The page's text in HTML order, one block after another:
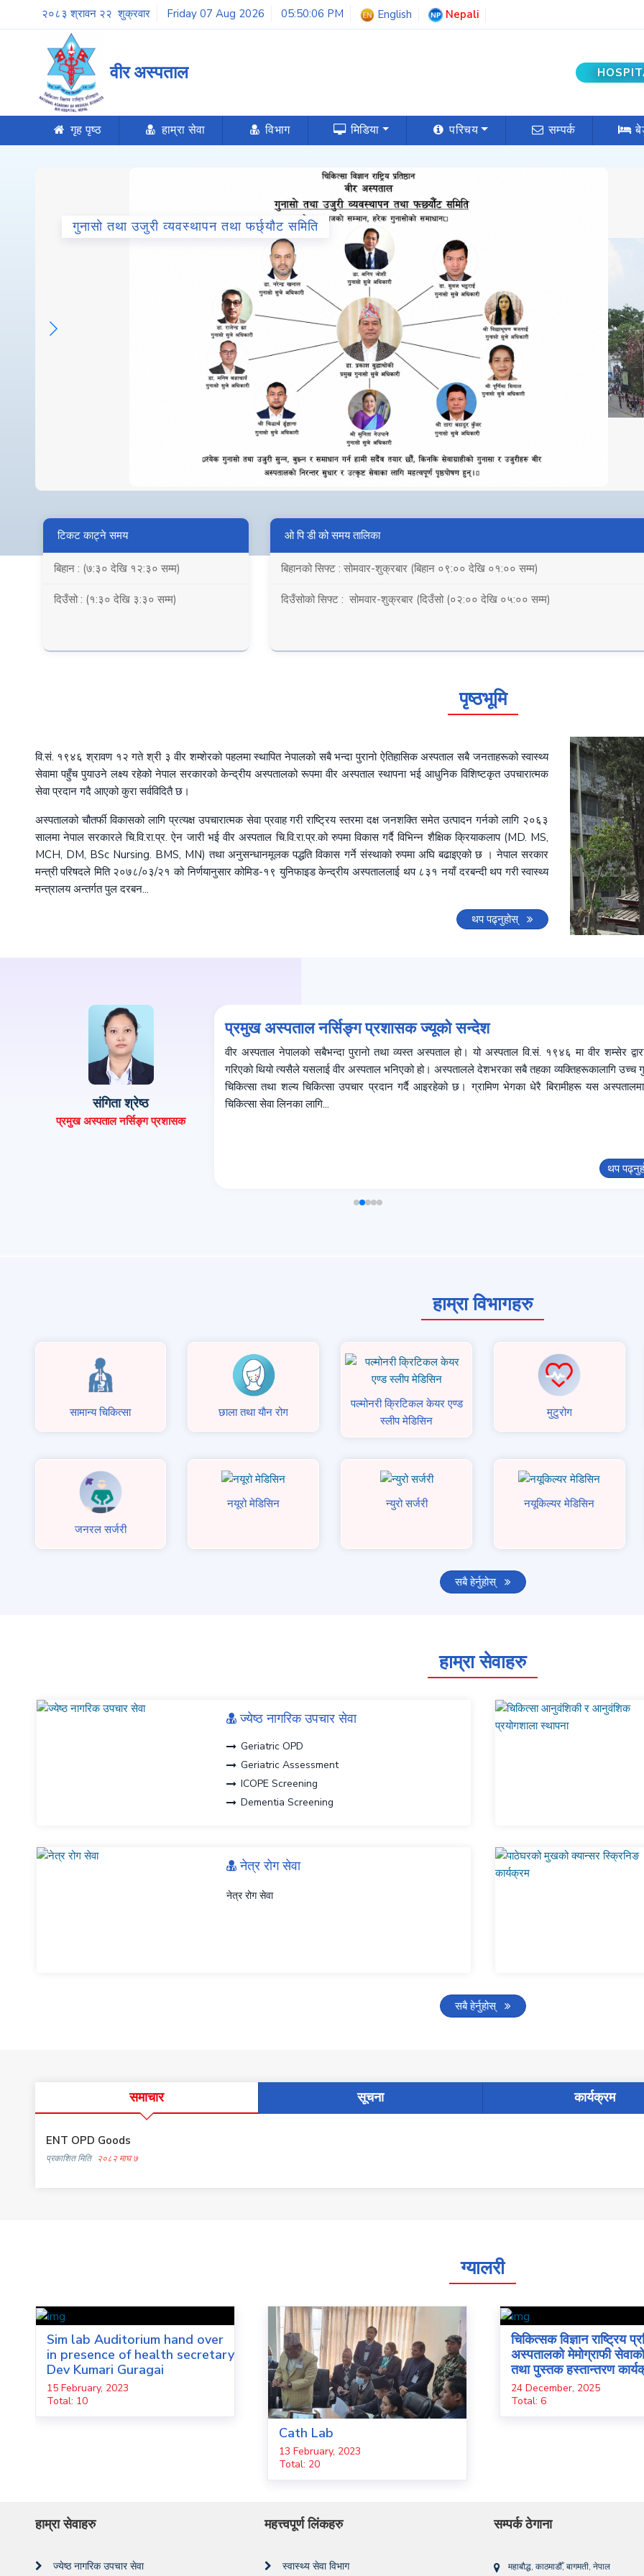
२०८३ श्रावन २२ शुक्रवार Friday 07 Aug 2026 05:50:07 PM English Nepali
वीर अस्पताल
गृह पृष्ठ हाम्रा सेवा विभाग मिडिया परिचय सम्पर्क
टिकट काट्ने समय
बिहान : (७:३० देखि १२:३० सम्म)
दिउँसो : (१:३० देखि ३:३० सम्म)
ओ पि डी को समय तालिका
बिहानको सिफ्ट : सोमवार-शुक्रबार (बिहान ०९:०० देखि ०१:०० सम्म)
दिउँसोको सिफ्ट : सोमवार-शुक्रबार (दिउँसो (०२:०० देखि ०५:०० सम्म)
पृष्ठभूमि
वि.सं. १९४६ श्रावण १२ गते श्री ३ वीर शम्शेरको पहलमा स्थापित नेपालको सबै भन्दा पुरानो ऐतिहासिक अस्पताल सबै जनताहरूको स्वास्थ्य
सेवामा पहुँच पुयाउने लक्ष्य रहेको नेपाल सरकारको केन्द्रीय अस्पतालको रूपमा वीर अस्पताल स्थापना भई आधुनिक विशिष्टकृत उपचारात्मक
सेवा प्रदान गदै आएको कुरा सर्वविदितै छ।
अस्पतालको चौतर्फी विकासको लागि प्रत्यक्ष उपचारात्मक सेवा प्रवाह गरी राष्ट्रिय स्तरमा दक्ष जनशक्ति समेत उत्पादन गर्नको लागि २०६३
सालमा नेपाल सरकारले चि.वि.रा.प्र. ऐन जारी भई वीर अस्पताल चि.वि.रा.प्र.को रुपमा विकास गर्दै विभिन्न शैक्षिक क्रियाकलाप (MD. MS,
MCH, DM, BSc Nursing. BMS, MN) तथा अनुसन्धानमूलक पद्धति विकास गर्ने संस्थाको रुपमा अघि बढाइएको छ । नेपाल सरकार
मन्त्री परिषदले मिति २०७८/०३/२१ को निर्णयानुसार कोमिड-१९ युनिफाइड केन्द्रीय अस्पताललाई थप ८३१ नयाँ दरबन्दी थप गरी स्वास्थ्य
मन्त्रालय अन्तर्गत पुल दरबन...
थप पढ्नुहोस्
संगिता श्रेष्ठ
प्रमुख अस्पताल नर्सिङ्ग प्रशासक
प्रमुख अस्पताल नर्सिङ्ग प्रशासक ज्यूको सन्देश
वीर अस्पताल नेपालको सबैभन्दा पुरानो तथा व्यस्त अस्पताल हो। यो अस्पताल वि.सं. १९४६ मा वीर शम्सेर
गरिएको थियो त्यसैले यसलाई वीर अस्पताल भनिएको हो। अस्पतालले देशभरका सबै तहका व्यक्तिहरूकालागि उच्च
चिकित्सा तथा शल्य चिकित्सा उपचार प्रदान गर्दै आइरहेको छ। ग्रामिण भेगका धेरै बिरामीहरू यस
चिकित्सा सेवा लिनका लागि...
थप
हाम्रा विभागहरु
सामान्य चिकित्सा छाला तथा याैन रोग
पल्मोनरी क्रिटिकल केयर एण्ड
स्लीप मेडिसिन
मुटुरोग
जनरल सर्जरी
नयूरो मेडिसिन न्युरो सर्जरी नयूकिल्यर मेडिसिन
सबै हेर्नुहोस्
हाम्रा सेवाहरु
ज्येष्ठ नागरिक उपचार सेवा
Geriatric OPD
Geriatric Assessment
ICOPE Screening
Dementia Screening
Polypharmacy management
Personalized Geriatric Care plan
नेत्र रोग सेवा
नेत्र रोग सेवा
सबै हेर्नुहोस्
समाचार सूचना कार्यक्रम
ENT OPD Goods
प्रकाशित मिति २०८२ माघ ७
ग्यालरी
Sim lab Auditorium hand over
in presence of health secretary
Dev Kumari Guragai
15 February, 2023
Total: 10
Cath Lab
13 February, 2023
Total: 20
चिकित्सक विज्ञान राष्ट्रिय
अस्पतालको मेमोग्राफी
तथा पुस्तक हस्तान्तरण
24 December, 2025
Total: 6
हाम्रा सेवाहरु
ज्येष्ठ नागरिक उपचार सेवा
महत्त्वपूर्ण लिंकहरु
स्वास्थ्य सेवा विभाग
सम्पर्क ठेगाना
महाबौद्ध, काठमाडौँ, बागमती, नेपाल